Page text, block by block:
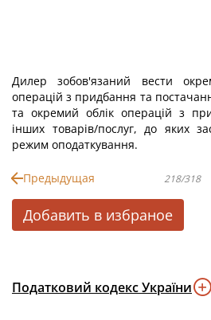
Дилер зобов'язаний вести
операцій з придбання та
та окремий облік операцій з
інших товарів/послуг, до яких
режим оподаткування.
Предыдущая 218/318
Добавить в избраное
Податковий кодекс України